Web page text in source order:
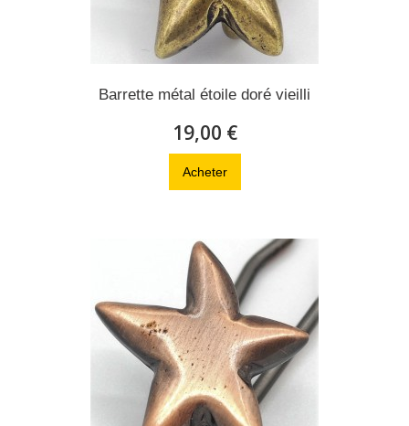
Barrette métal étoile doré vieilli
19,00 €
Acheter